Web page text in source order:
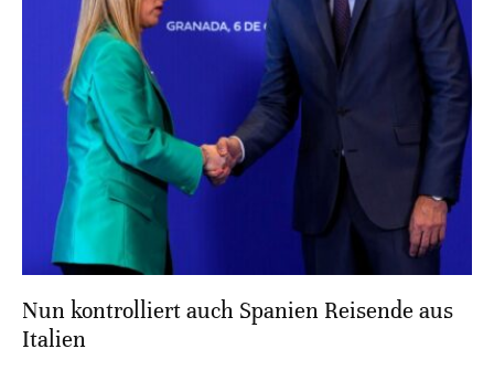
Nun kontrolliert auch Spanien Reisende aus
Italien